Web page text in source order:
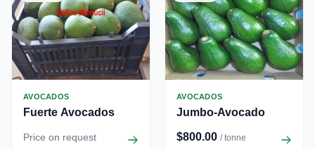
AVOCADOS
Fuerte Avocados
Price on request
AVOCADOS
Jumbo-Avocado
$800.00 / tonne